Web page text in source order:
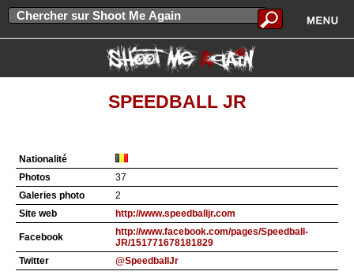
SPEEDBALL JR
Nationalité
Photos
37
Galeries photo
2
Site web
http://www.speedballjr.com
Facebook
http://www.facebook.com/pages/Speedball-
JR/151771678181829
Twitter
@SpeedballJr